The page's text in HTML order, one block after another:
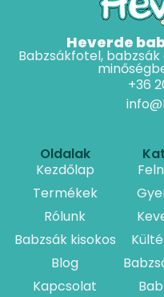
Heverde
Babzsákfotel,
+36
Oldalak
Kezdőlap
Termékek
Rólunk
Babzsák kisokos
Blog
Kapcsolat